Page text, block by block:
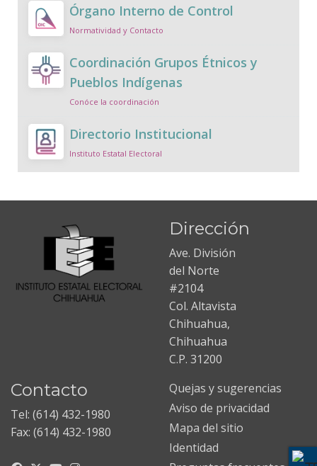
Órgano Interno de Control
Normatividad y Contacto
Coordinación Grupos Étnicos y
Pueblos Indígenas
Conóce la coordinación
Directorio Institucional
Instituto Estatal Electoral
Dirección
Ave. División
del Norte
#2104
Col. Altavista
Chihuahua,
Chihuahua
C.P. 31200
Contacto
Tel: (614) 432-1980
Fax: (614) 432-1980
Quejas y sugerencias
Aviso de privacidad
Mapa del sitio
Identidad